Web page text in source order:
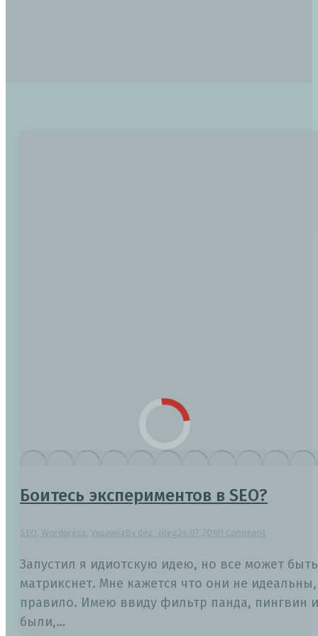
Боитесь экспериментов в SEO?
SEO, Wordpress, Украина By dez_oleg 24.07.20161 Comment
Запустил я идиотскую идею, но все может
матрикснет. Мне кажется что они не
правило. Имею ввиду фильтр панда, пингвин
были,…